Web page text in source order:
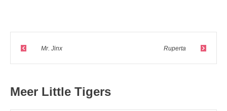
Mr. Jinx Ruperta
Meer Little Tigers